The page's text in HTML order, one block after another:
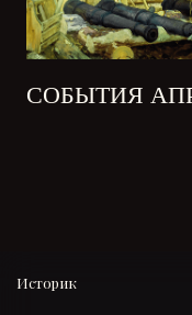
СОБЫТИЯ
Историк